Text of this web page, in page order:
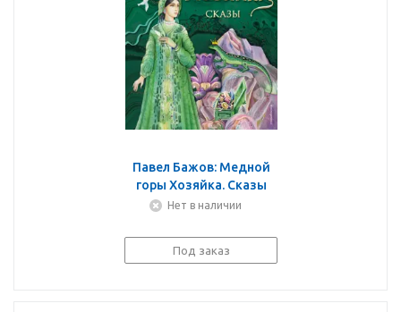
Павел Бажов: Медной
горы Хозяйка. Сказы
Нет в наличии
Под заказ